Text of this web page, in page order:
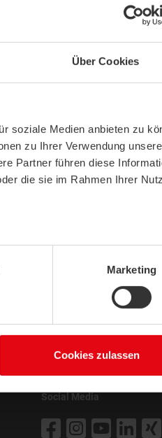
Über Cookies
soziale Medien anbieten zu
zu Ihrer Verwendung
Partner führen diese
die sie im Rahmen Ihrer
Marketing
Cookies zulassen
issues displaying the flip catalogue,
don't know how to clear the
Chrome Microsoft Edge|Safari
Social Media